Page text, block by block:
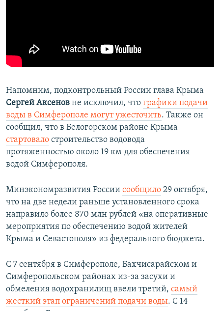
Напомним, подконтрольный России глава Крыма
Сергей Аксенов не исключил, что графики подачи
воды в Симферополе могут ужесточить. Также он
сообщил, что в Белогорском районе Крыма
стартовало строительство водовода
протяженностью около 19 км для обеспечения
водой Симферополя.
Минэкономразвития России сообщило 29 октября,
что на две недели раньше установленного срока
направило более 870 млн рублей «на оперативные
мероприятия по обеспечению водой жителей
Крыма и Севастополя» из федерального бюджета.
С 7 сентября в Симферополе, Бахчисарайском и
Симферопольском районах из-за засухи и
обмеления водохранилищ ввели третий, самый
жесткий этап ограничений подачи воды. С 14